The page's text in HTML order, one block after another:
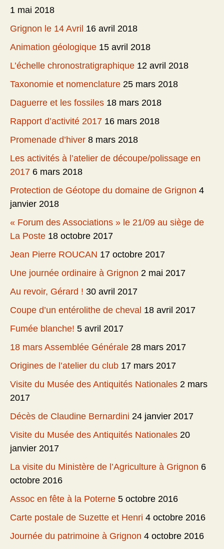
1 mai 2018
Grignon le 14 Avril 16 avril 2018
Animation géologique 15 avril 2018
L’échelle chronostratigraphique 12 avril 2018
Taxonomie et nomenclature 25 mars 2018
Daguerre et les fossiles 18 mars 2018
Rapport d’activité 2017 16 mars 2018
Promenade d’hiver 8 mars 2018
Les activités à l’atelier de découpe/polissage en
2017 6 mars 2018
Protection de Géotope du domaine de Grignon 4
janvier 2018
« Forum des Associations » le 21/09 au siège de
La Poste 18 octobre 2017
Jean Pierre ROUCAN 17 octobre 2017
Une journée ordinaire à Grignon 2 mai 2017
Au revoir, Gérard ! 30 avril 2017
Coupe d’un entérolithe de cheval 18 avril 2017
Fumée blanche! 5 avril 2017
18 mars Assemblée Générale 28 mars 2017
Origines de l’atelier du club 17 mars 2017
Visite du Musée des Antiquités Nationales 2 mars
2017
Décès de Claudine Bernardini 24 janvier 2017
Visite du Musée des Antiquités Nationales 20
janvier 2017
La visite du Ministère de l’Agriculture à Grignon 6
octobre 2016
Assoc en fête à la Poterne 5 octobre 2016
Carte postale de Suzette et Henri 4 octobre 2016
Journée du patrimoine à Grignon 4 octobre 2016